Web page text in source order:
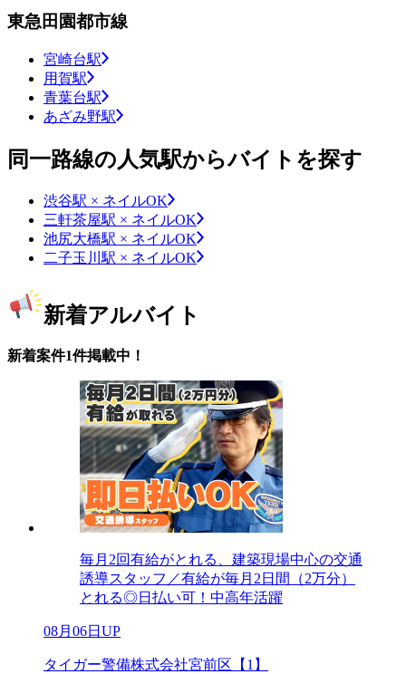
東急田園都市線
宮崎台駅
用賀駅
青葉台駅
あざみ野駅
同一路線の人気駅からバイトを探す
渋谷駅 × ネイルOK
三軒茶屋駅 × ネイルOK
池尻大橋駅 × ネイルOK
二子玉川駅 × ネイルOK
新着アルバイト
新着案件1件掲載中！
毎月2回有給がとれる、建築現場中心の交通
誘導スタッフ／有給が毎月2日間（2万分）
とれる◎日払い可！中高年活躍
08月06日UP
タイガー警備株式会社宮前区【1】